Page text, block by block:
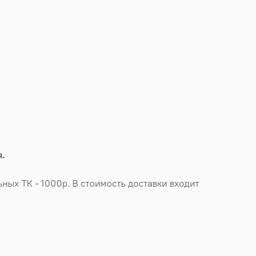
ТК - 1000р. В стоимость доставки входит